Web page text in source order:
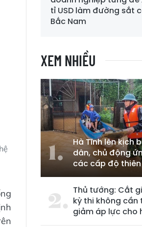
tỉ USD làm đường sắt
Bắc Nam
XEM NHIỀU
Hà Tĩnh lên kịch
dân, chủ động
các cấp độ
Thủ tướng: Cắt
kỳ thi không cần
giảm áp lực cho